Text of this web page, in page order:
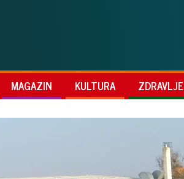
MAGAZIN KULTURA ZDRAVLJE